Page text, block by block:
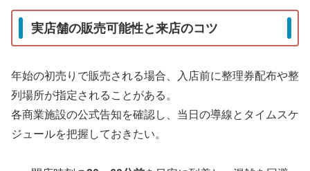
実店舗の販売可能性と来店のコツ
年始の初売りで販売される場合、入店前に整理券配布や整
列場所が指定されることがある。
各商業施設の公式告知を確認し、当日の導線とタイムスケ
ジュールを把握しておきたい。